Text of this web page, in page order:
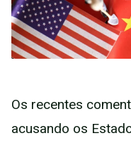
Os recentes
acusando os